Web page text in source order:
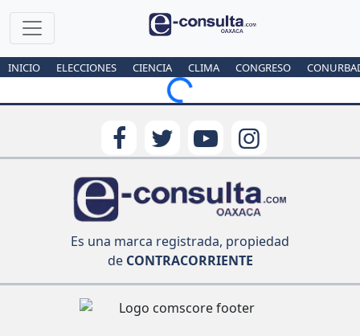
INICIO ELECCIONES CIENCIA CLIMA CONGRESO
Loading...
Es una marca registrada, propiedad
deCONTRACORRIENTE